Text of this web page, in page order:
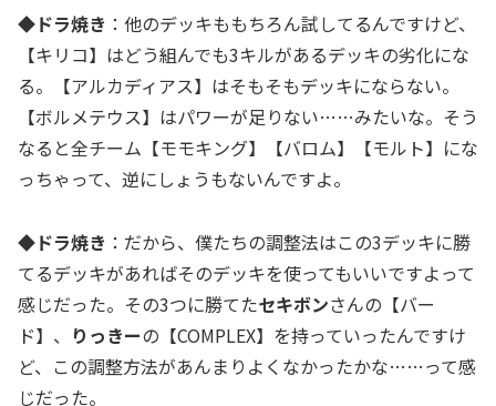
◆ドラ焼き ：他のデッキももちろん試してるんですけど、
【キリコ】はどう組んでも3キルがあるデッキの劣化にな
る。【アルカディアス】はそもそもデッキにならない。
【ボルメテウス】はパワーが足りない……みたいな。そう
なると全チーム【モモキング】【バロム】【モルト】にな
っちゃって、逆にしょうもないんですよ。
◆ドラ焼き ：だから、僕たちの調整法はこの3デッキに勝
てるデッキがあればそのデッキを使ってもいいですよって
感じだった。その3つに勝てたセキボンさんの【バー
ド】、 りっきーの【COMPLEX】を持っていったんですけ
ど、この調整方法があんまりよくなかったかな……って感
じだった。